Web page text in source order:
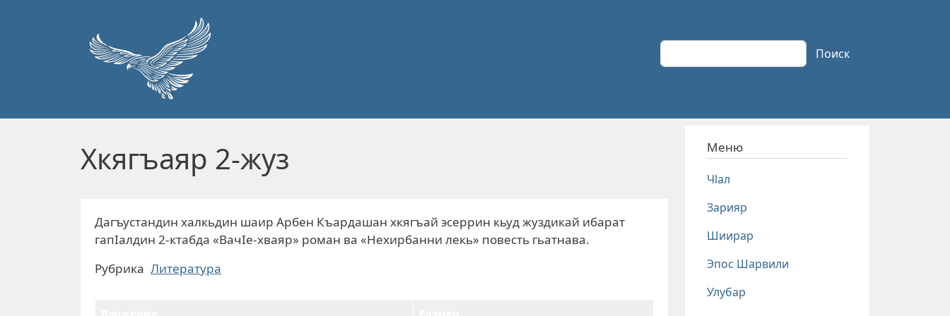
Поиск Поиск
Хкягъаяр 2-жуз
Дагъустандин халкьдин шаир Арбен Къардашан хкягъай эсеррин кьуд жуздикай ибарат
гапIалдин 2-ктабда «ВачIе-хваяр» роман ва «Нехирбанни лекь» повесть гьатнава.
Рубрика Литература
Меню
Чlал
Зарияр
Шиирар
Эпос Шарвили
Улубар